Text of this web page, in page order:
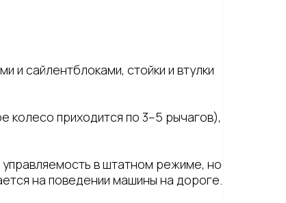
сайлентблоками, стойки и втулки
приходится по 3–5 рычагов),
в штатном режиме, но
на поведении машины на дороге.